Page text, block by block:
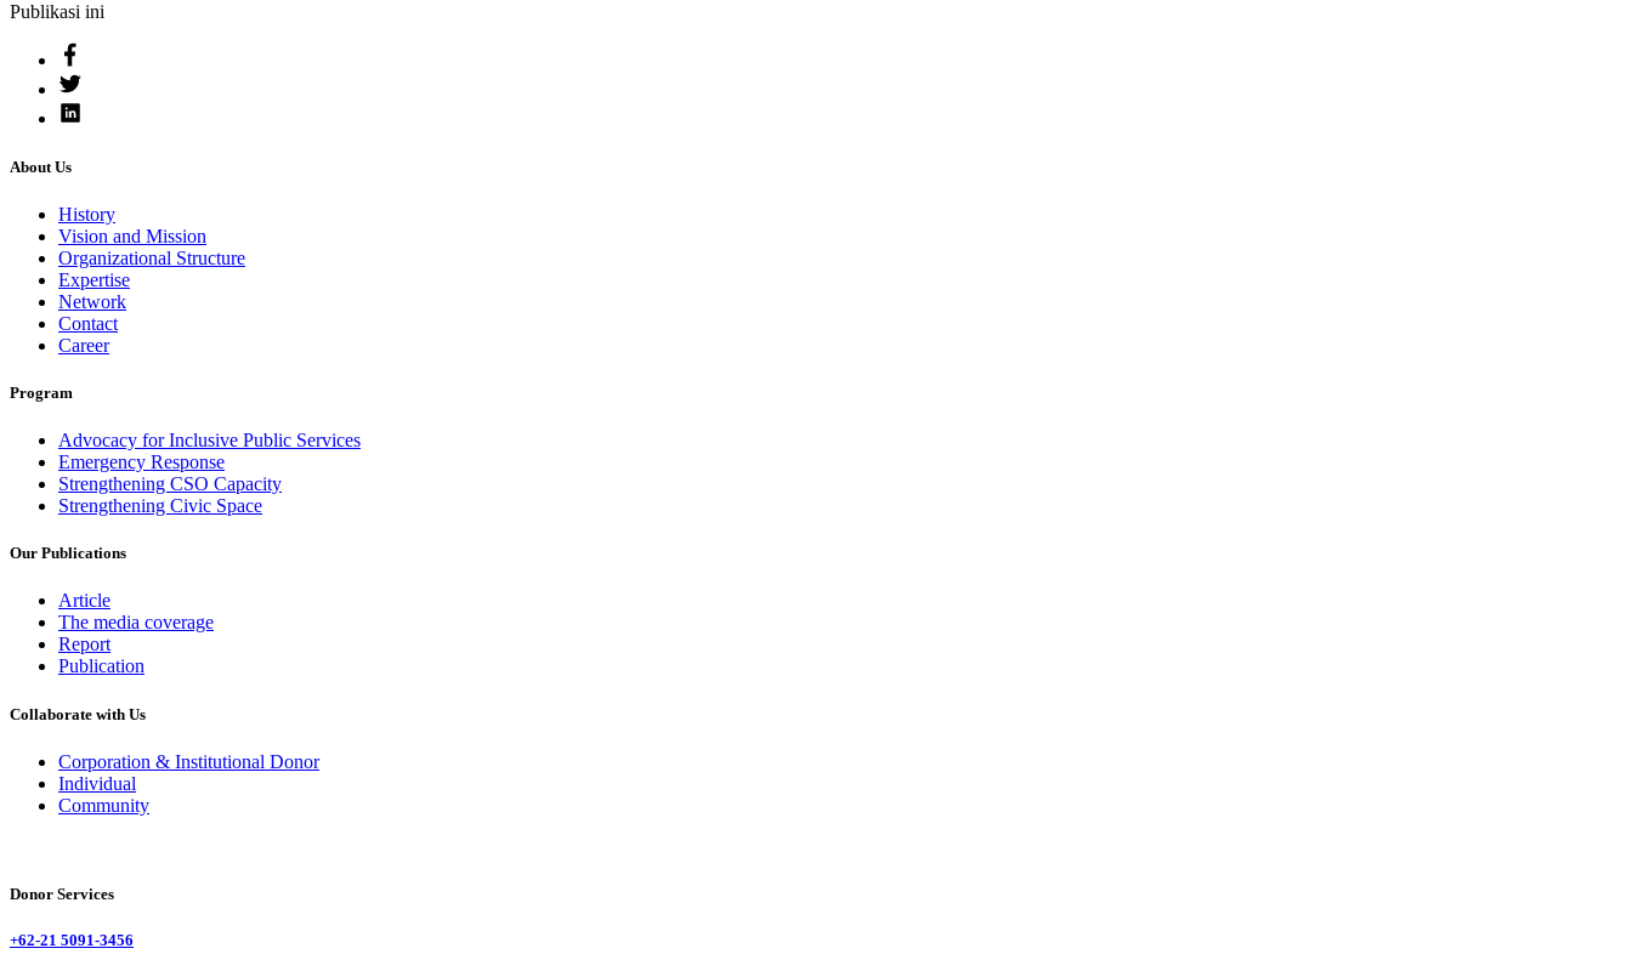
Publikasi ini
About Us
History
Vision and Mission
Organizational Structure
Expertise
Network
Contact
Career
Program
Advocacy for Inclusive Public Services
Emergency Response
Strengthening CSO Capacity
Strengthening Civic Space
Our Publications
Article
The media coverage
Report
Publication
Collaborate with Us
Corporation & Institutional Donor
Individual
Community
Donor Services
+62-21 5091-3456